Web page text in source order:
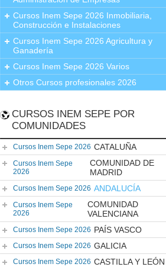
Cursos Inem Sepe 2026 Inmobiliaria,
Construcción e Instalaciones
Cursos Inem Sepe 2026 Agricultura y
Ganadería
Cursos Inem Sepe 2026 Varios
Otros Cursos profesionales 2026
CURSOS INEM SEPE POR
COMUNIDADES
Cursos Inem Sepe 2026 CATALUÑA
Cursos Inem Sepe
2026
COMUNIDAD DE
MADRID
Cursos Inem Sepe 2026 ANDALUCÍA
Cursos Inem Sepe
2026
COMUNIDAD
VALENCIANA
Cursos Inem Sepe 2026 PAÍS VASCO
Cursos Inem Sepe 2026 GALICIA
Cursos Inem Sepe 2026 CASTILLA Y LEÓN